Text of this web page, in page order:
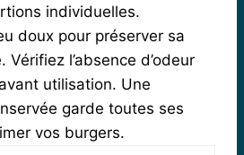
individuelles.
doux pour préserver sa
l’absence d’odeur
utilisation. Une
garde toutes ses
vos burgers.